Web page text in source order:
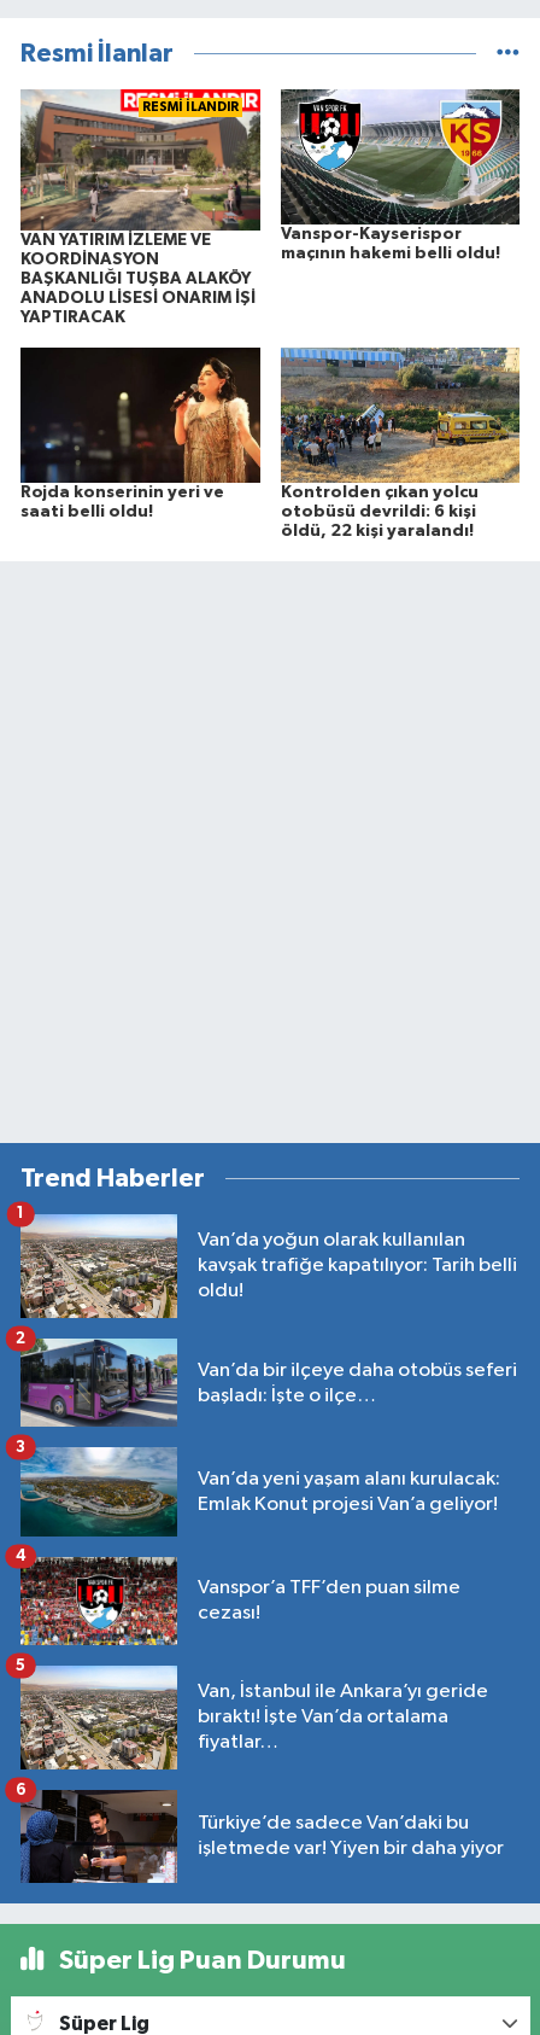
Resmi İlanlar
RESMİ İLANDIR
VAN YATIRIM İZLEME VE
KOORDİNASYON
BAŞKANLIĞI TUŞBA ALAKÖY
ANADOLU LİSESİ ONARIM İŞİ
YAPTIRACAK
Vanspor-Kayserispor
maçının hakemi belli oldu!
Rojda konserinin yeri ve
saati belli oldu!
Kontrolden çıkan yolcu
otobüsü devrildi: 6 kişi
öldü, 22 kişi yaralandı!
Trend Haberler
Van’da yoğun olarak kullanılan
kavşak trafiğe kapatılıyor: Tarih belli
oldu!
1
Van’da bir ilçeye daha otobüs seferi
başladı: İşte o ilçe…
2
Van’da yeni yaşam alanı kurulacak:
Emlak Konut projesi Van’a geliyor!
3
Vanspor’a TFF’den puan silme
cezası!
4
Van, İstanbul ile Ankara’yı geride
bıraktı! İşte Van’da ortalama
fiyatlar…
5
Türkiye’de sadece Van’daki bu
işletmede var! Yiyen bir daha yiyor
6
Süper Lig Puan Durumu
Süper Lig